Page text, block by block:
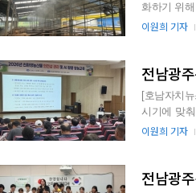
화하기 위해 총력 대응에 나섰다.
집계되었다
이원희 기자
전남광
[호남자치
시기에 맞
친환경농산
이원희 기자
전남광